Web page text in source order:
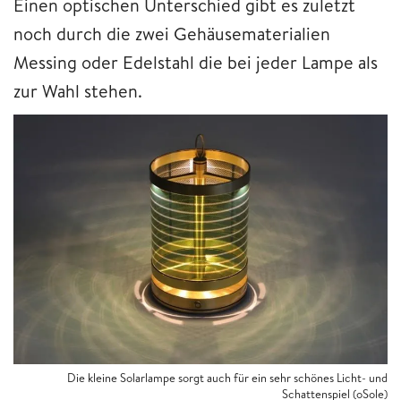
Einen optischen Unterschied gibt es zuletzt
noch durch die zwei Gehäusematerialien
Messing oder Edelstahl die bei jeder Lampe als
zur Wahl stehen.
Die kleine Solarlampe sorgt auch für ein sehr schönes Licht- und
Schattenspiel (oSole)